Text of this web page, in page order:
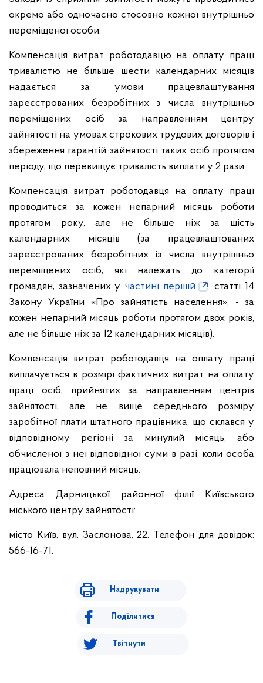
окремо або одночасно стосовно кожної внутрішньо
переміщеної особи.
Компенсація витрат роботодавцю на оплату праці
тривалістю не більше шести календарних місяців
надається за умови працевлаштування
зареєстрованих безробітних з числа внутрішньо
переміщених осіб за направленням центру
зайнятості на умовах строкових трудових договорів і
збереження гарантій зайнятості таких осіб протягом
періоду, що перевищує тривалість виплати у 2 рази.
Компенсація витрат роботодавця на оплату праці
проводиться за кожен непарний місяць роботи
протягом року, але не більше ніж за шість
календарних місяців (за працевлаштованих
зареєстрованих безробітних із числа внутрішньо
переміщених осіб, які належать до категорії
громадян, зазначених у частині першій
статті 14
Закону України «Про зайнятість населення», - за
кожен непарний місяць роботи протягом двох років,
але не більше ніж за 12 календарних місяців).
Компенсація витрат роботодавця на оплату праці
виплачується в розмірі фактичних витрат на оплату
праці осіб, прийнятих за направленням центрів
зайнятості, але не вище середнього розміру
заробітної плати штатного працівника, що склався у
відповідному регіоні за минулий місяць, або
обчисленої з неї відповідної суми в разі, коли особа
працювала неповний місяць.
Адреса Дарницької районної філії Київського
міського центру зайнятості:
місто Київ, вул. Заслонова, 22. Телефон для довідок:
566-16-71.
Надрукувати
Поділитися
Твітнути